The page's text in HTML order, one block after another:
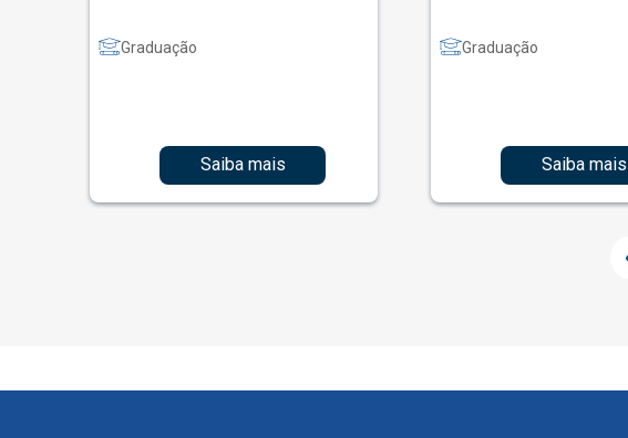
Graduação
Saiba mais
Graduação
Saiba mais